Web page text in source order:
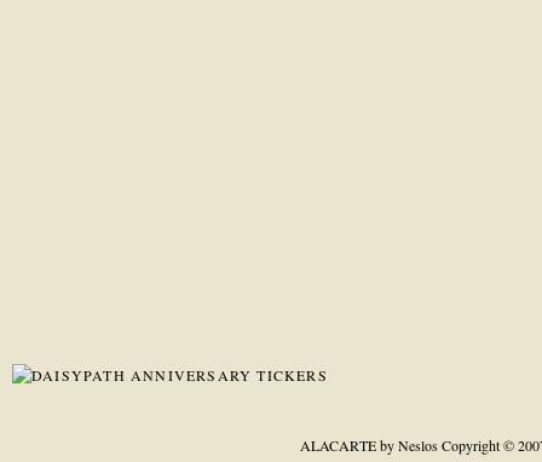
ALACARTE by NeslosCopyright ©